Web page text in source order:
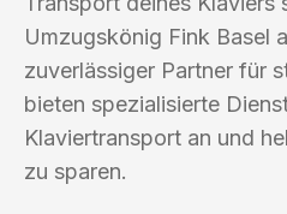
Umzugskönig Fink Basel
zuverlässiger Partner für
bieten spezialisierte
Klaviertransport an und
zu sparen.